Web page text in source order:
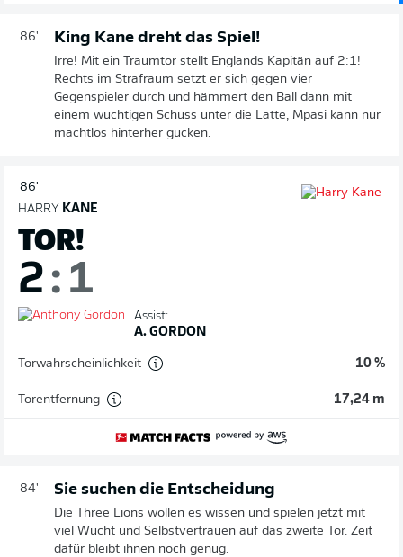
86' King Kane dreht das Spiel!
Irre! Mit ein Traumtor stellt Englands Kapitän auf 2:1!
Rechts im Strafraum setzt er sich gegen vier
Gegenspieler durch und hämmert den Ball dann mit
einem wuchtigen Schuss unter die Latte, Mpasi kann nur
machtlos hinterher gucken.
86'
HARRY KANE
TOR!
2: 1
Assist:
A. GORDON
Torwahrscheinlichkeit 10 %
Torentfernung 17,24 m
84' Sie suchen die Entscheidung
Die Three Lions wollen es wissen und spielen jetzt mit
viel Wucht und Selbstvertrauen auf das zweite Tor. Zeit
dafür bleibt ihnen noch genug.